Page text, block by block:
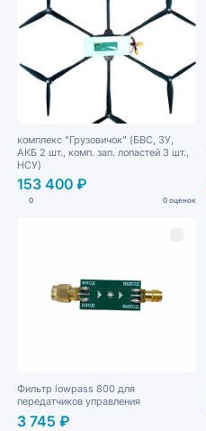
комплекс "Грузовичок" (БВС, ЗУ,
АКБ 2 шт., комп. зап. лопастей 3 шт.,
НСУ)
153 400 ₽
0 0 оценок
Фильтр lowpass 800 для
передатчиков управления
3 745 ₽